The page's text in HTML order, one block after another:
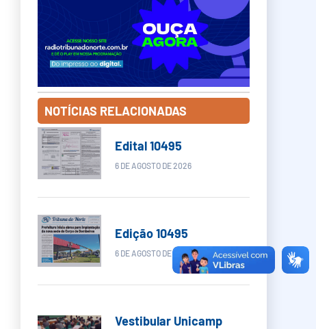
NOTÍCIAS RELACIONADAS
Edital 10495
6 DE AGOSTO DE 2026
Edição 10495
6 DE AGOSTO DE 2026
Vestibular Unicamp